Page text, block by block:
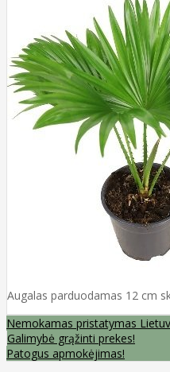
Augalas parduodamas 12 cm
Nemokamas pristatymas
Galimybė grąžinti prekes!
Patogus apmokėjimas!